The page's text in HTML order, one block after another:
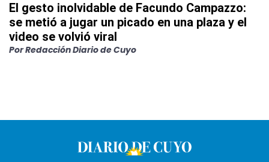
El gesto inolvidable de Facundo Campazzo:
se metió a jugar un picado en una plaza y el
video se volvió viral
PorRedacción Diario de Cuyo